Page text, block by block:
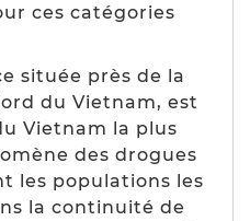
ces catégories
située près de la
du Vietnam, est
Vietnam la plus
des drogues
les populations les
la continuité de